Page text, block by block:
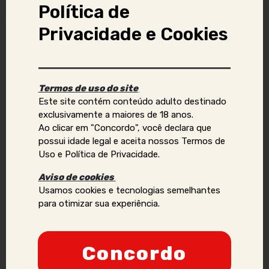
Denunciar anúncio
Se você identificar golpes, conteúdos ilegais ou abusivos,
ou quiser reportar violações de direitos autorais, uso
indevido de imagens ou dados pessoais (como telefone,
e-mail, nomes, endereços, etc.), envie um e-mail para:
contato@acompanhantesvirtual.com.br
Por favor, inclua prints e informações adicionais para que
possamos analisar a situação de forma mais eficaz.
ter sua credibilidade comprometida, podendo ser
proibidos de manter ou criar novos anúncios no site.
Nossa prioridade é a segurança e a confiança dos
Política de
Privacidade e Cookies
Termos de uso do site
Este site contém conteúdo adulto destinado
exclusivamente a maiores de 18 anos.
Ao clicar em "Concordo", você declara que
possui idade legal e aceita nossos Termos de
Uso e Política de Privacidade.
Aviso de cookies
Usamos cookies e tecnologias semelhantes
para otimizar sua experiência.
Concordo